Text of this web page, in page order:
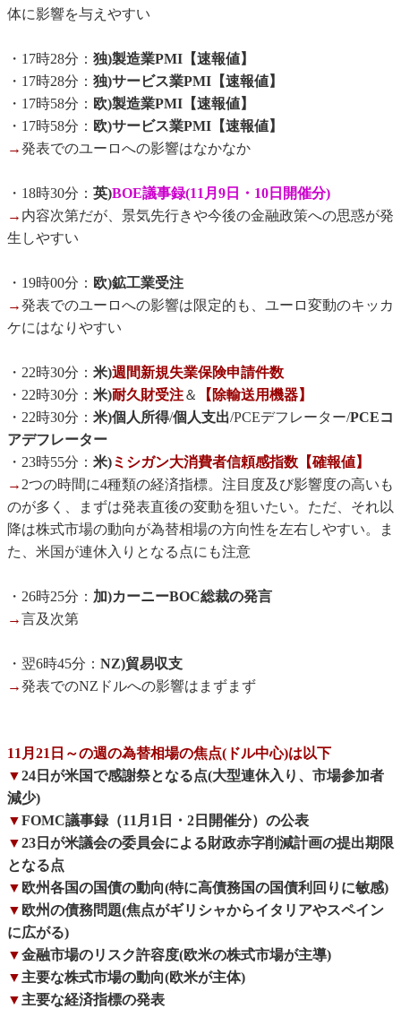
体に影響を与えやすい
・17時28分： 独)製造業PMI【速報値】
・17時28分： 独)サービス業PMI【速報値】
・17時58分： 欧)製造業PMI【速報値】
・17時58分： 欧)サービス業PMI【速報値】
→発表でのユーロへの影響はなかなか
・18時30分： 英)BOE議事録(11月9日・10日開催分)
→ 内容次第だが、景気先行きや今後の金融政策への思惑が発
生しやすい
・19時00分： 欧)鉱工業受注
→発表でのユーロへの影響は限定的も、ユーロ変動のキッカ
ケにはなりやすい
・22時30分： 米)週間新規失業保険申請件数
・22時30分： 米)耐久財受注＆
【除輸送用機器】
・22時30分： 米)個人所得/個人支出/PCEデフレーター/PCEコ
アデフレーター
・23時55分： 米)ミシガン大消費者信頼感指数【確報値】
→2つの時間に4種類の経済指標。注目度及び影響度の高いも
のが多く、まずは発表直後の変動を狙いたい。ただ、それ以
降は株式市場の動向が為替相場の方向性を左右しやすい。ま
た、米国が連休入りとなる点にも注意
・26時25分： 加)カーニーBOC総裁の発言
→言及次第
・翌6時45分： NZ)貿易収支
→発表でのNZドルへの影響はまずまず
11月21日～の週の為替相場の焦点(ドル中心)は以下
▼24日が米国で感謝祭となる点(大型連休入り、市場参加者
減少)
▼FOMC議事録（11月1日・2日開催分）の公表
▼23日が米議会の委員会による財政赤字削減計画の提出期限
となる点
▼ 欧州各国の国債の動向(特に高債務国の国債利回りに敏感)
▼ 欧州の債務問題(焦点がギリシャからイタリアやスペイン
に広がる)
▼金融市場のリスク許容度(欧米の株式市場が主導)
▼主要な株式市場の動向(欧米が主体)
▼主要な経済指標の発表